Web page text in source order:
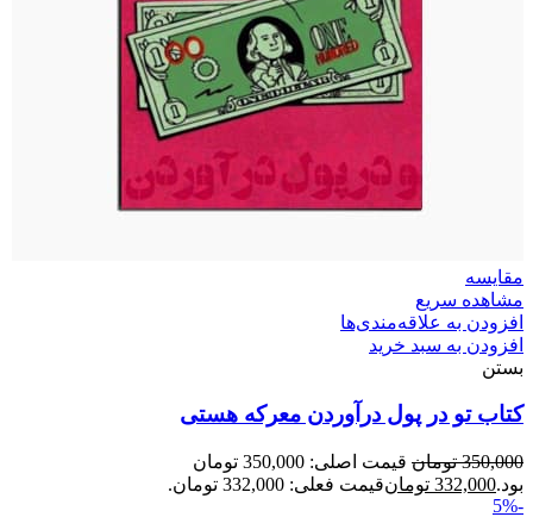
مقایسه
مشاهده سریع
افزودن به علاقه‌مندی‌ها
افزودن به سبد خرید
بستن
کتاب تو در پول درآوردن معرکه هستی
350,000 تومان
قیمت اصلی: 350,000 تومان
بود.332,000 تومانقیمت فعلی: 332,000 تومان.
-5%